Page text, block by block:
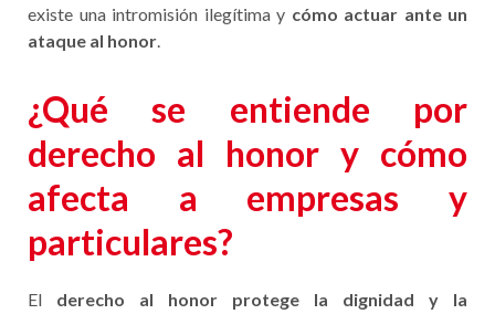
existe una intromisión ilegítima y cómo actuar ante un
ataque al honor.
¿Qué se entiende por
derecho al honor y cómo
afecta a empresas y
particulares?
El derecho al honor protege la dignidad y la